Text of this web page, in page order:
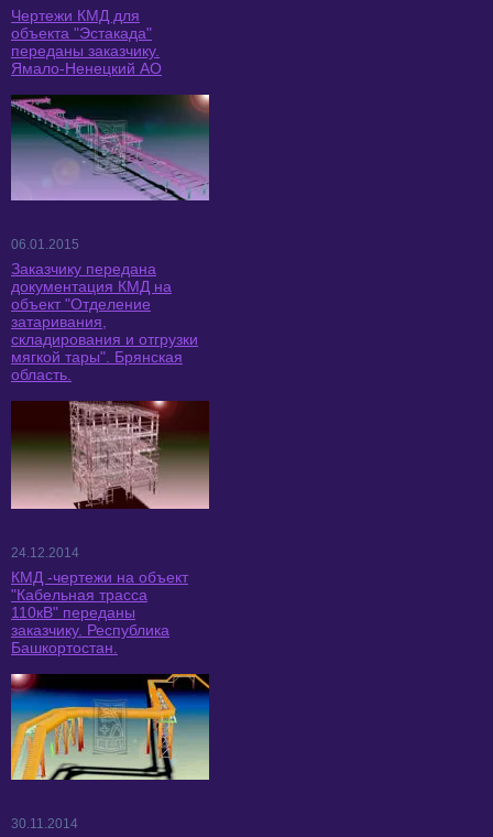
Чертежи КМД для
объекта "Эстакада"
переданы заказчику.
Ямало-Ненецкий АО
06.01.2015
Заказчику передана
документация КМД на
объект "Отделение
затаривания,
складирования и отгрузки
мягкой тары". Брянская
область.
24.12.2014
КМД -чертежи на объект
"Кабельная трасса
110кВ" переданы
заказчику. Республика
Башкортостан.
30.11.2014